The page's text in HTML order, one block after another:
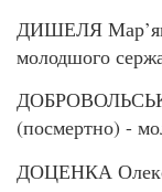
ДИШЕЛЯ
молодшого
(посмертно) -
ДОЦЕНКА